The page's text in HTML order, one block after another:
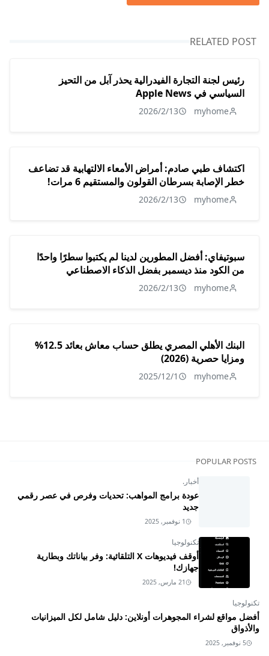
RELATED POST
رئيس لجنة التجارة الفيدرالية يحذر آبل من التحيز
السياسي في Apple News
myhome
2026/2/13
اكتشاف طبي صادم: أمراض الأمعاء الالتهابية قد تضاعف
خطر الإصابة بسرطان القولون والمستقيم 6 مرات!
myhome
2026/2/13
سبوتيفاي: أفضل المطورين لدينا لم يكتبوا سطرًا واحدًا
من الكود منذ ديسمبر بفضل الذكاء الاصطناعي
myhome
2026/2/13
البنك الأهلي المصري يطلق حساب معاش بعائد 12.5%
ومزايا حصرية (2026)
myhome
2025/12/1
POPULAR POSTS
أخبار.
عودة برامج المواهب: تحديات وفرص في عصر رقمي
جديد
1 نوفمبر, 2025
تكنولوجيا
أوقف فيديوهات X التلقائية: وفر بياناتك وبطارية
جهازك!
21 مارس, 2025
تكنولوجيا
أفضل مواقع لشراء المجوهرات أونلاين: دليل شامل لكل الميزانيات
والأذواق
5 نوفمبر, 2025